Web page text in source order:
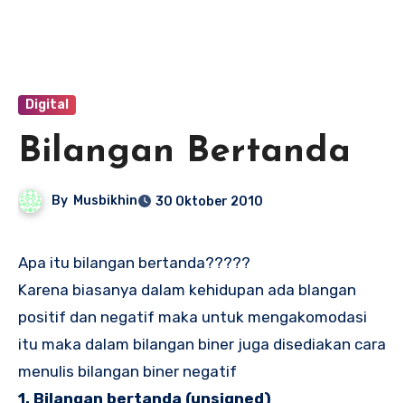
Digital
Bilangan Bertanda
By Musbikhin 30 Oktober 2010
Apa itu bilangan bertanda?????
Karena biasanya dalam kehidupan ada blangan
positif dan negatif maka untuk mengakomodasi
itu maka dalam bilangan biner juga disediakan cara
menulis bilangan biner negatif
1. Bilangan bertanda (unsigned)